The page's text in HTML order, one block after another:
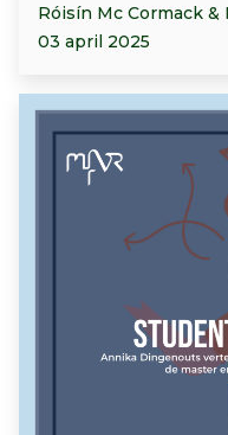
Róisín Mc Cormack &
03 april 2025